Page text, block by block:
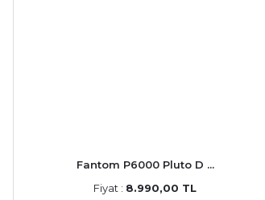
Fantom P6000 Pluto D ...
Fiyat : 8.990,00 TL